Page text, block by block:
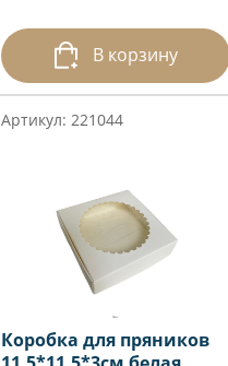
В корзину
Артикул: 221044
Коробка для пряников